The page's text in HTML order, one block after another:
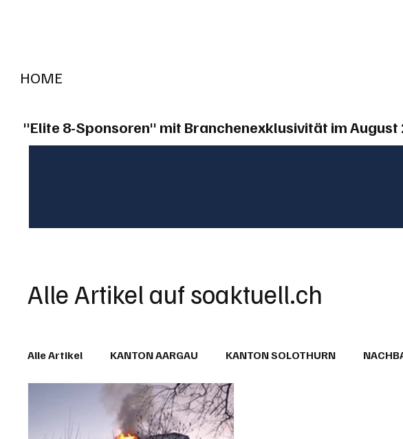
HOME
"Elite 8-Sponsoren" mit Branchenexklusivität im August
Alle Artikel auf soaktuell.ch
Alle Artikel KANTON AARGAU KANTON SOLOTHURN
IN EIGENER SACHE KOMMENTARE